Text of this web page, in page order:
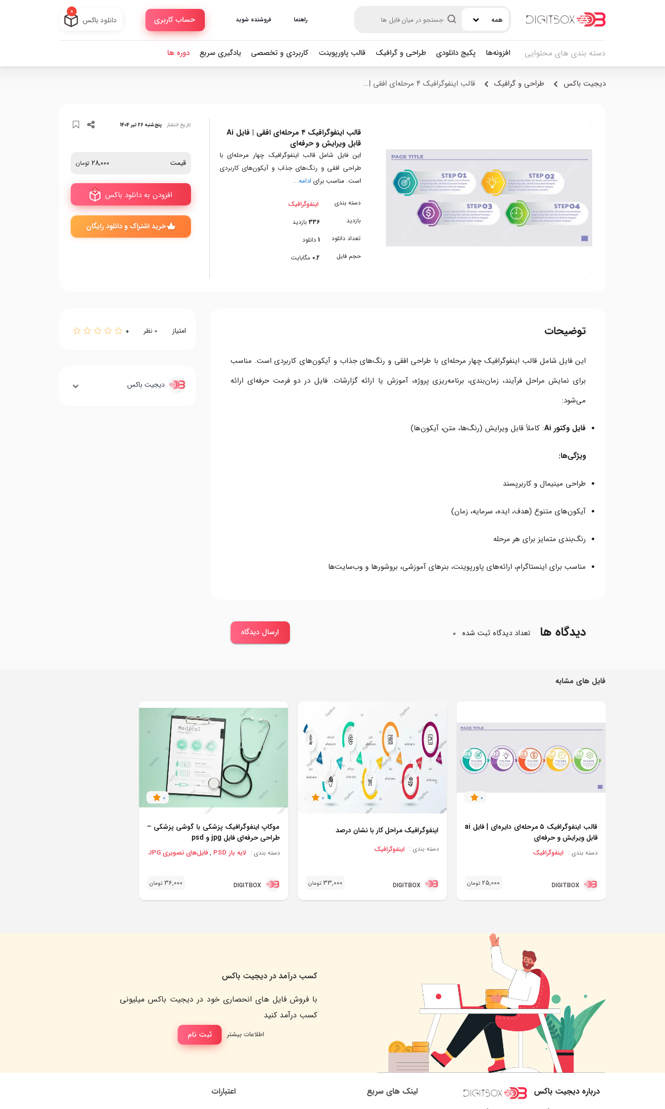
همه راهنما فروشنده شوید حساب کاربری دانلود باکس
0
دسته بندی های محتوایی افزونه‌ها پکیج دانلودی طراحی و گرافیک قالب پاورپوینت کاربردی و تخصصی یادگیری سریع دوره ها
دیجیت باکس طراحی و گرافیک قالب اینفوگرافیک ۴ مرحله‌ای افقی |...
قالب اینفوگرافیک ۴ مرحله‌ای افقی | فایل Ai
قابل ویرایش و حرفه‌ای
این فایل شامل قالب اینفوگرافیک چهار مرحله‌ای با
طراحی افقی و رنگ‌های جذاب و آیکون‌های کاربردی
است. مناسب برای ادامه...
دسته بندی
بازدید
تعداد دانلود
حجم فایل
اینفوگرافیک
336 بازدید
1 دانلود
0.2 مگابایت
تاریخ انتشار پنج‌شنبه 26 تیر 1404
قیمت 28,000 تومان
افزودن به دانلود باکس
خرید اشتراک و دانلود رایگان
توضیحات
این فایل شامل قالب اینفوگرافیک چهار مرحله‌ای با طراحی افقی و رنگ‌های جذاب و آیکون‌های کاربردی است. مناسب
برای نمایش مراحل فرآیند، زمان‌بندی، برنامه‌ریزی پروژه، آموزش یا ارائه گزارشات. فایل در دو فرمت حرفه‌ای ارائه
می‌شود:
فایل وکتور Ai : کاملاً قابل ویرایش (رنگ‌ها، متن، آیکون‌ها)
ویژگی‌ها:
طراحی مینیمال و کاربرپسند
آیکون‌های متنوع (هدف، ایده، سرمایه، زمان)
رنگ‌بندی متمایز برای هر مرحله
مناسب برای اینستاگرام، ارائه‌های پاورپوینت، بنرهای آموزشی، بروشورها و وب‌سایت‌ها
دیدگاه ها تعداد دیدگاه ثبت شده 0 ارسال دیدگاه
امتیاز 0 نظر 0
دیجیت باکس
فایل های مشابه
0
قالب اینفوگرافیک ۵ مرحله‌ای دایره‌ای | فایل ai
قابل ویرایش و حرفه‌ای
دسته بندی : اینفوگرافیک
DIGITBOX
25,000 تومان
0
اینفوگرافیک مراحل کار با نشان درصد
دسته بندی : اینفوگرافیک
DIGITBOX
33,000 تومان
0
موکاپ اینفوگرافیک پزشکی با گوشی پزشکی –
طراحی حرفه‌ای فایل jpg و psd
دسته بندی : لایه باز PSD , فایل‌های تصویری JPG
DIGITBOX
36,000 تومان
کسب درآمد در دیجیت باکس
با فروش فایل های انحصاری خود در دیجیت باکس میلیونی
کسب درآمد کنید
ثبت نام اطلاعات بیشتر
درباره دیجیت باکس لینک های سریع اعتبارات